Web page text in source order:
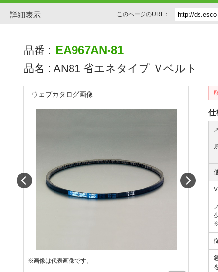
詳細表示 このページのURL：
品番 : EA967AN-81
品名 : AN81 省エネタイプ Ｖベルト
仕
ウェブカタログ画像
※画像は代表画像です。